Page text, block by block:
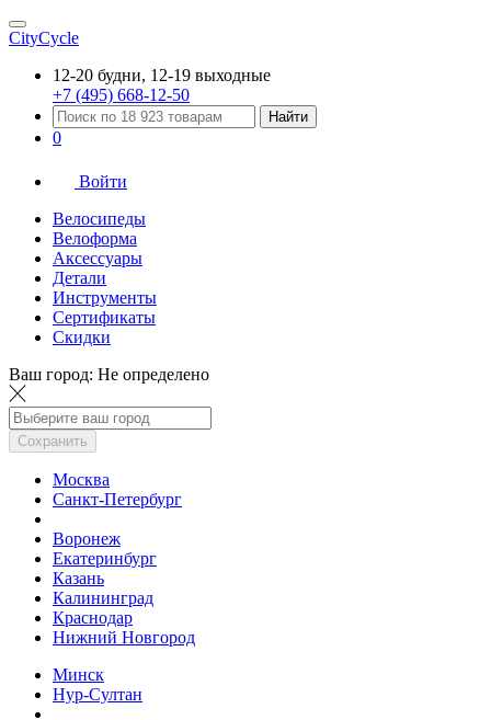
CityCycle
12-20 будни, 12-19 выходные
+7 (495) 668-12-50
Найти
0
Войти
Велосипеды
Велоформа
Аксессуары
Детали
Инструменты
Сертификаты
Скидки
Ваш город: Не определено
Сохранить
Москва
Санкт-Петербург
Воронеж
Екатеринбург
Казань
Калининград
Краснодар
Нижний Новгород
Минск
Нур-Султан